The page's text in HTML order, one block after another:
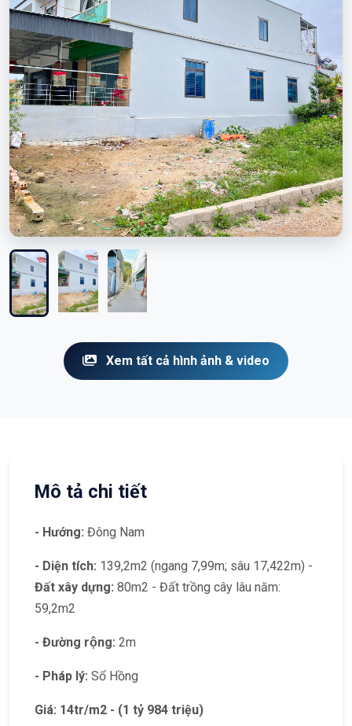
Xem tất cả hình ảnh & video
Mô tả chi tiết
- Hướng: Đông Nam
- Diện tích: 139,2m2 (ngang 7,99m; sâu 17,422m) -
Đất xây dựng: 80m2 - Đất trồng cây lâu năm:
59,2m2
- Đường rộng: 2m
- Pháp lý: Sổ Hồng
Giá: 14tr/m2 - (1 tỷ 984 triệu)